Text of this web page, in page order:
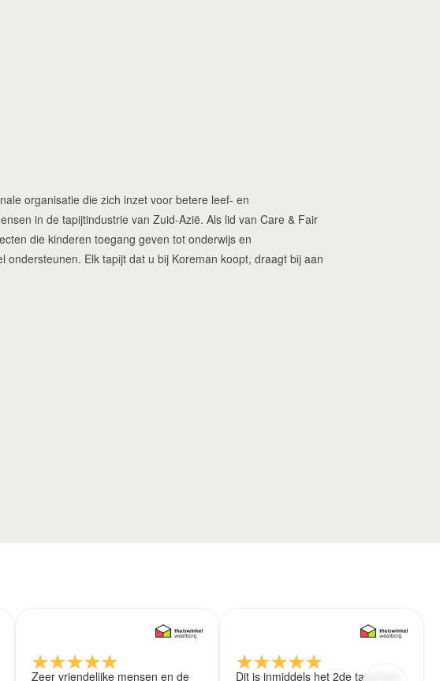
organisatie die zich inzet voor betere leef- en
in de tapijtindustrie van Zuid-Azië. Als lid van Care & Fair
die kinderen toegang geven tot onderwijs en
ondersteunen. Elk tapijt dat u bij Koreman koopt, draagt bij aan
Zeer vriendelijke mensen en de Dit is inmiddels het 2de tapijt wat